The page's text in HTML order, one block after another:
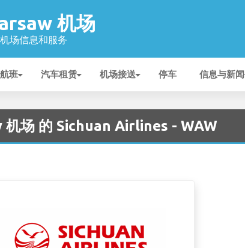
机场
场信息和服务
航班 汽车租赁 机场接送 停车 信息与新闻
机场 的 Sichuan Airlines - WAW